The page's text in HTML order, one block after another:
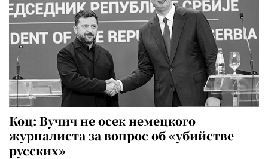
Коц: Вучич не осек немецкого
журналиста за вопрос об «убийстве
русских»